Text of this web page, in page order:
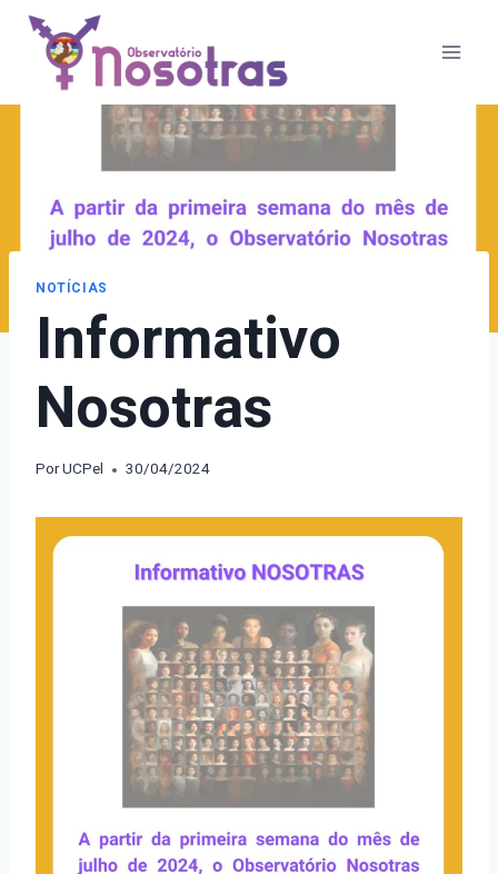
Pular
Conteúdo
NOTÍCIAS
Informativo
Nosotras
PorUCPel 30/04/2024